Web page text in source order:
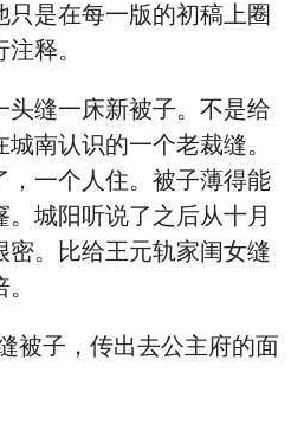
只是在每一版的初稿上圈
释。
头缝一床新被子。不是给
南认识的一个老裁缝。
，一个人住。被子薄得能
城阳听说了之后从十月
密。比给王元轨家闺女缝
被子，传出去公主府的面